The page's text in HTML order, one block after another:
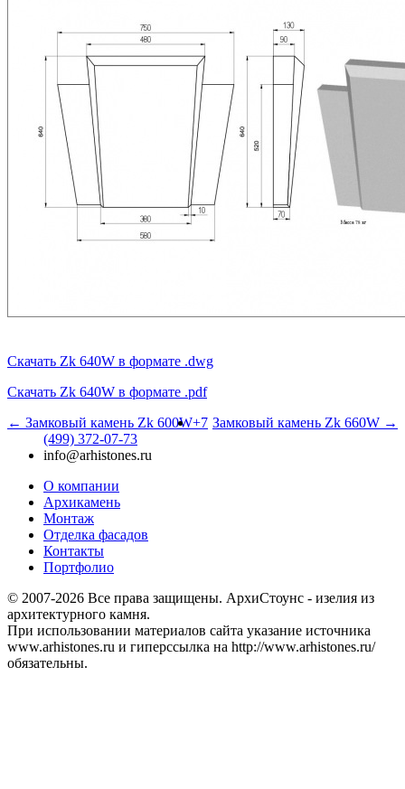
Скачать Zk 640W в формате .dwg
Скачать Zk 640W в формате .pdf
← Замковый камень Zk 600W
Замковый камень Zk 660W →
+7
(499) 372-07-73
info@arhistones.ru
О компании
Архикамень
Монтаж
Отделка фасадов
Контакты
Портфолио
© 2007-2026 Все права защищены. АрхиСтоунс - изелия из
архитектурного камня.
При использовании материалов сайта указание источника
www.arhistones.ru и гиперссылка на http://www.arhistones.ru/
обязательны.